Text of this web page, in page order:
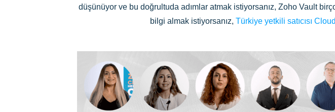
düşünüyor ve bu doğrultuda adımlar atmak istiyorsanız, Zoho Vault
bilgi almak istiyorsanız, Türkiye yetkili satıcısı